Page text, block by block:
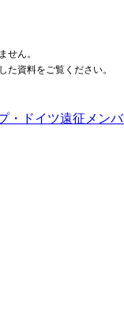
せん。
た資料をご覧ください。
・ドイツ遠征メン